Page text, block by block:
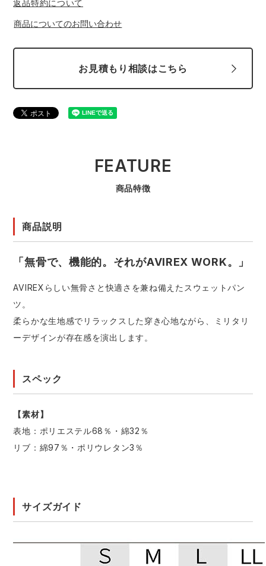
返品特約について
商品についてのお問い合わせ
お見積もり相談はこちら
FEATURE
商品特徴
商品説明
「無骨で、機能的。それがAVIREX WORK。」
AVIREXらしい無骨さと快適さを兼ね備えたスウェットパン
ツ。
柔らかな生地感でリラックスした穿き心地ながら、ミリタリ
ーデザインが存在感を演出します。
スペック
【素材】
表地：ポリエステル68％・綿32％
リブ：綿97％・ポリウレタン3％
サイズガイド